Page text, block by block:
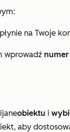
na Twoje
wprowadź numer
obiektu i
aby